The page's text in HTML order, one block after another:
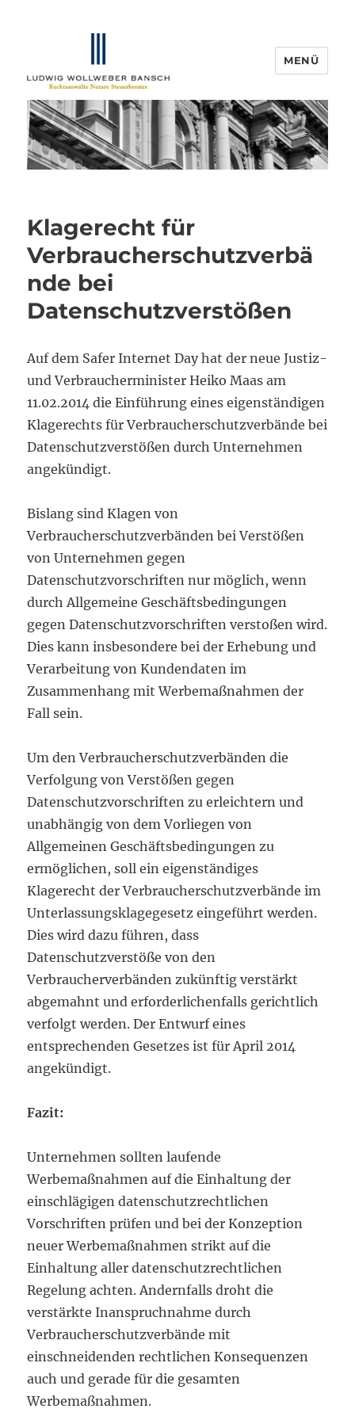
IP-Blogger.de
MENÜ
Klagerecht für
Verbraucherschutzverbä
nde bei
Datenschutzverstößen
Auf dem Safer Internet Day hat der neue Justiz-
und Verbraucherminister Heiko Maas am
11.02.2014 die Einführung eines eigenständigen
Klagerechts für Verbraucherschutzverbände bei
Datenschutzverstößen durch Unternehmen
angekündigt.
Bislang sind Klagen von
Verbraucherschutzverbänden bei Verstößen
von Unternehmen gegen
Datenschutzvorschriften nur möglich, wenn
durch Allgemeine Geschäftsbedingungen
gegen Datenschutzvorschriften verstoßen wird.
Dies kann insbesondere bei der Erhebung und
Verarbeitung von Kundendaten im
Zusammenhang mit Werbemaßnahmen der
Fall sein.
Um den Verbraucherschutzverbänden die
Verfolgung von Verstößen gegen
Datenschutzvorschriften zu erleichtern und
unabhängig von dem Vorliegen von
Allgemeinen Geschäftsbedingungen zu
ermöglichen, soll ein eigenständiges
Klagerecht der Verbraucherschutzverbände im
Unterlassungsklagegesetz eingeführt werden.
Dies wird dazu führen, dass
Datenschutzverstöße von den
Verbraucherverbänden zukünftig verstärkt
abgemahnt und erforderlichenfalls gerichtlich
verfolgt werden. Der Entwurf eines
entsprechenden Gesetzes ist für April 2014
angekündigt.
Fazit:
Unternehmen sollten laufende
Werbemaßnahmen auf die Einhaltung der
einschlägigen datenschutzrechtlichen
Vorschriften prüfen und bei der Konzeption
neuer Werbemaßnahmen strikt auf die
Einhaltung aller datenschutzrechtlichen
Regelung achten. Andernfalls droht die
verstärkte Inanspruchnahme durch
Verbraucherschutzverbände mit
einschneidenden rechtlichen Konsequenzen
auch und gerade für die gesamten
Werbemaßnahmen.